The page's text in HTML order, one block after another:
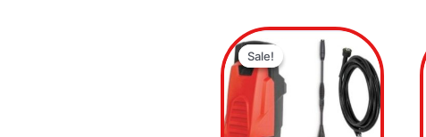
Sale!
Sale!
Original
price
was:
Current
price
is: